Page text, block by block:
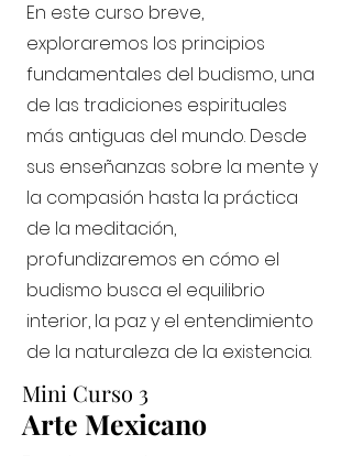
En este curso breve,
exploraremos los principios
fundamentales del budismo, una
de las tradiciones espirituales
más antiguas del mundo. Desde
sus enseñanzas sobre la mente y
la compasión hasta la práctica
de la meditación,
profundizaremos en cómo el
budismo busca el equilibrio
interior, la paz y el entendimiento
de la naturaleza de la existencia.
Mini Curso 3
Arte Mexicano